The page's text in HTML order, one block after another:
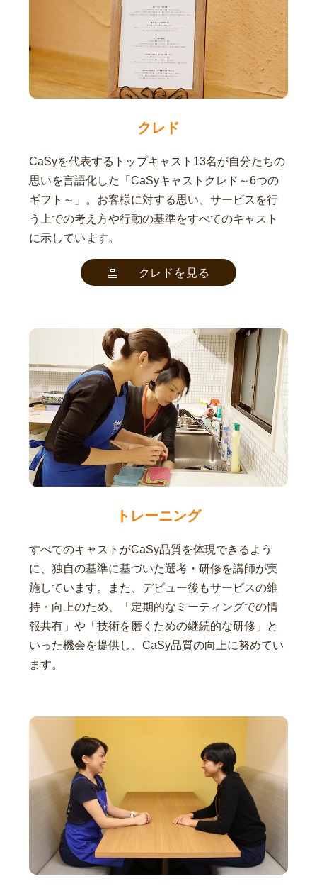
クレド
CaSyを代表するトップキャスト13名が自分たちの
思いを言語化した「CaSyキャストクレド～6つの
ギフト～」。お客様に対する思い、サービスを行
う上での考え方や行動の基準をすべてのキャスト
に示しています。
クレドを見る
トレーニング
すべてのキャストがCaSy品質を体現できるよう
に、独自の基準に基づいた選考・研修を講師が実
施しています。また、デビュー後もサービスの維
持・向上のため、「定期的なミーティングでの情
報共有」や「技術を磨くための継続的な研修」と
いった機会を提供し、CaSy品質の向上に努めてい
ます。